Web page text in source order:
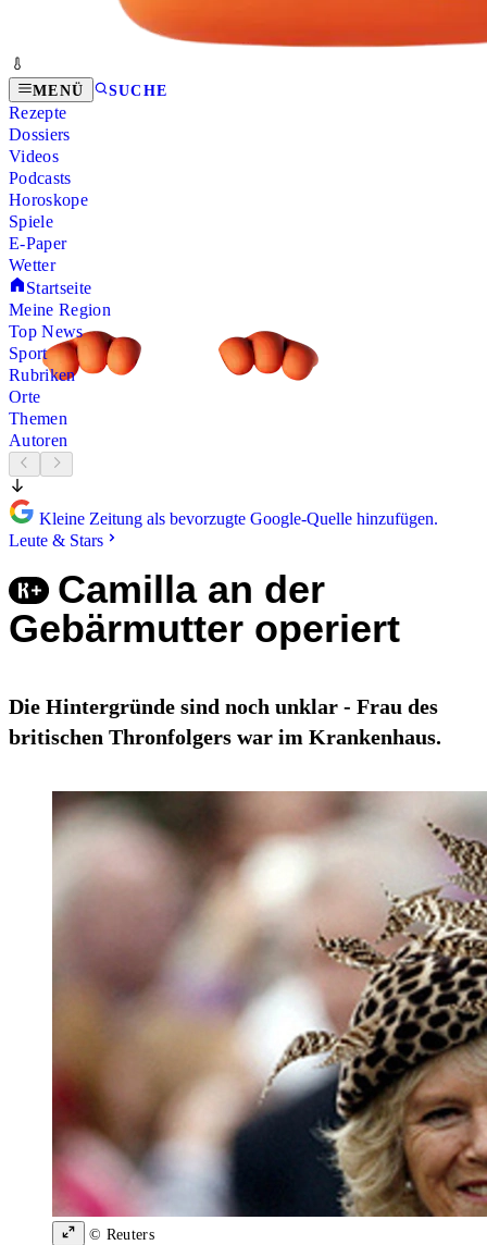
MENÜ SUCHE
Rezepte
Dossiers
Videos
Podcasts
Horoskope
Spiele
E-Paper
Wetter
Startseite
Meine Region
Top News
Sport
Rubriken
Orte
Themen
Autoren
Kleine Zeitung als bevorzugte Google-Quelle hinzufügen.
Leute & Stars
Camilla an der
Gebärmutter operiert
Die Hintergründe sind noch unklar - Frau des
britischen Thronfolgers war im Krankenhaus.
© Reuters